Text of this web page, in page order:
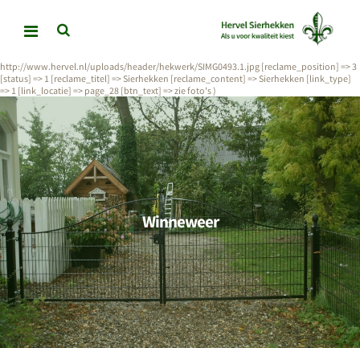
[reclame_image] => http://www.hervel.nl/uploads/header/Poorten/P9060818.JPG
[reclame_position] => 2 [status] => 1 [reclame_titel] => Inrijpoorten [reclame_content] =>
Inrijpoorten [link_type] => 1 [link_locatie] => page_21 [btn_text] => Lees meer ) stdClass
http://www.hervel.nl/uploads/header/hekwerk/SIMG0493.1.jpg [reclame_position] => 3
[status] => 1 [reclame_titel] => Sierhekken [reclame_content] => Sierhekken [link_type]
=> 1 [link_locatie] => page_28 [btn_text] => zie foto's )
Winneweer